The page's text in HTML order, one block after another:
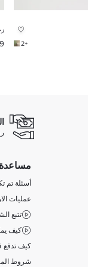
+2
مساعدة
أسئلة تم
عمليات
تتبع
كيف
كيف تدفع
شروط